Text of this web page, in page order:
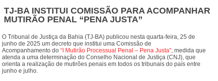
TJ-BA INSTITUI COMISSÃO PARA ACOMPANHAR
MUTIRÃO PENAL “PENA JUSTA”
O Tribunal de Justiça da Bahia (TJ-BA) publicou nesta quarta-feira, 25 de
junho de 2025 um decreto que institui uma Comissão de
Acompanhamento do“I Mutirão Processual Penal – Pena Justa”, medida que
atenda a uma determinação do Conselho Nacional de Justiça (CNJ), que
orienta a realização de mutirões penais em todos os tribunais do país entre
junho e julho.